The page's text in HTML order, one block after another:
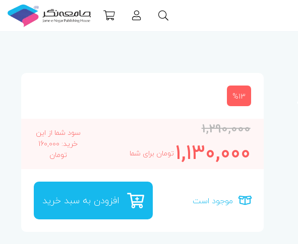
%13
1,290,000
1,130,000 تومان برای شما
سود شما از این
خرید: 160,000
تومان
موجود است افزودن به سبد خرید